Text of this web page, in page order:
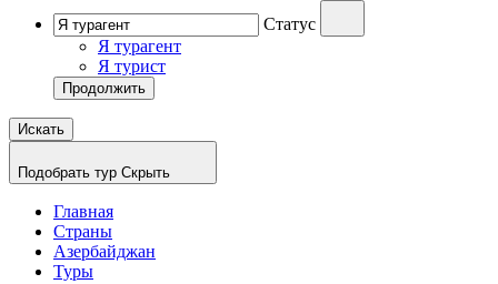
Статус
Я турагент
Я турист
Продолжить
Искать
Подобрать тур Скрыть
Главная
Страны
Азербайджан
Туры